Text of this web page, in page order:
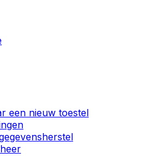
een nieuw toestel